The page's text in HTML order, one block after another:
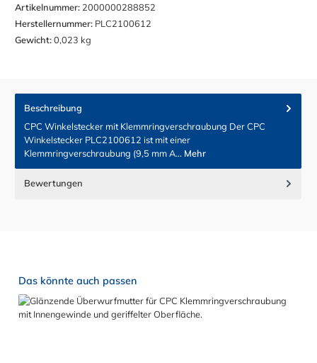
Artikelnummer: 2000000288852
Herstellernummer: PLC2100612
Gewicht:0,023 kg
Beschreibung
CPC Winkelstecker mit Klemmringverschraubung Der CPC
Winkelstecker PLC2100612 ist mit einer
Klemmringverschraubung (9,5 mm A… Mehr
Bewertungen
Produktgalerie überspringen
Das könnte auch passen